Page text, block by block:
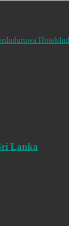
Induruwa Hotels
Lanka